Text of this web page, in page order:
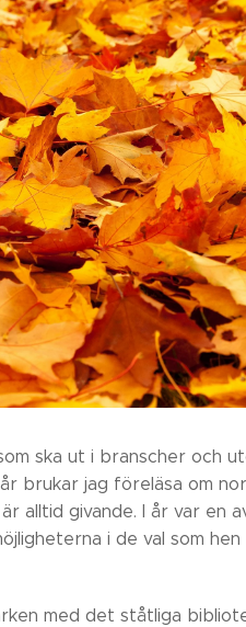
ska ut i branscher och
brukar jag föreläsa om
alltid givande. I år var en
i de val som hen
med det ståtliga